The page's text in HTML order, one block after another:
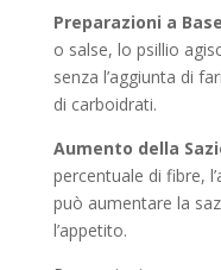
Preparazioni a
o salse, lo psillio
senza l’aggiunta di
di carboidrati.
Aumento della
percentuale di fibre,
può aumentare la
l’appetito.